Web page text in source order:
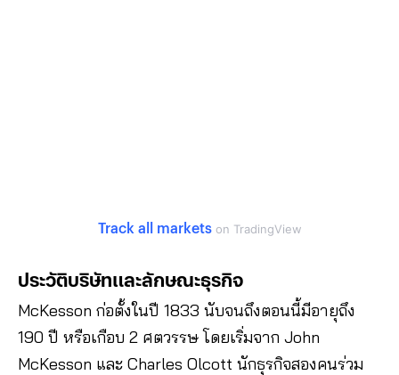
Track all marketson TradingView
ประวัติบริษัทและลักษณะธุรกิจ
McKesson ก่อตั้งในปี 1833 นับจนถึงตอนนี้มีอายุถึง
190 ปี หรือเกือบ 2 ศตวรรษ โดยเริ่มจาก John
McKesson และ Charles Olcott นักธุรกิจสองคนร่วม